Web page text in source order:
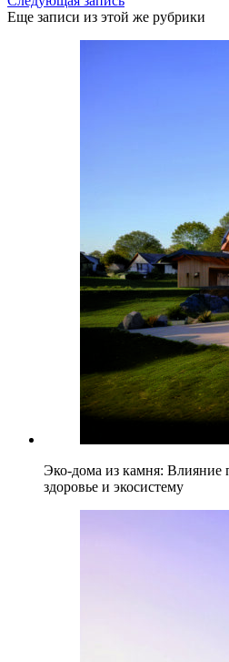
Еще записи из этой же рубрики
Эко-дома из камня: Влияние
здоровье и экосистему